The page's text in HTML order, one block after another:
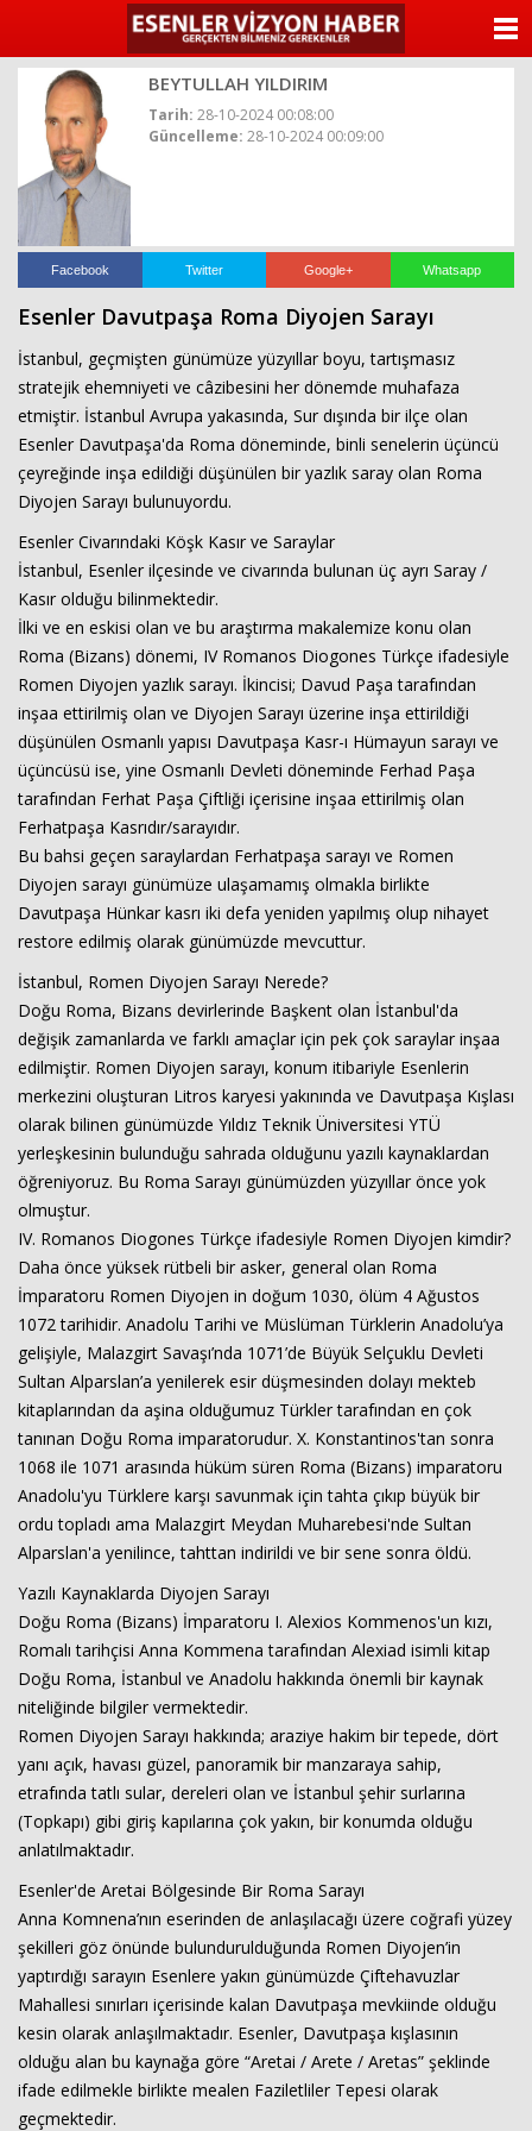
BEYTULLAH YILDIRIM
Tarih: 28-10-2024 00:08:00
Güncelleme: 28-10-2024 00:09:00
Facebook Twitter Google+ Whatsapp
Esenler Davutpaşa Roma Diyojen Sarayı
İstanbul, geçmişten günümüze yüzyıllar boyu, tartışmasız
stratejik ehemniyeti ve câzibesini her dönemde muhafaza
etmiştir. İstanbul Avrupa yakasında, Sur dışında bir ilçe olan
Esenler Davutpaşa'da Roma döneminde, binli senelerin üçüncü
çeyreğinde inşa edildiği düşünülen bir yazlık saray olan Roma
Diyojen Sarayı bulunuyordu.
Esenler Civarındaki Köşk Kasır ve Saraylar
İstanbul, Esenler ilçesinde ve civarında bulunan üç ayrı Saray /
Kasır olduğu bilinmektedir.
İlki ve en eskisi olan ve bu araştırma makalemize konu olan
Roma (Bizans) dönemi, IV Romanos Diogones Türkçe ifadesiyle
Romen Diyojen yazlık sarayı. İkincisi; Davud Paşa tarafından
inşaa ettirilmiş olan ve Diyojen Sarayı üzerine inşa ettirildiği
düşünülen Osmanlı yapısı Davutpaşa Kasr-ı Hümayun sarayı ve
üçüncüsü ise, yine Osmanlı Devleti döneminde Ferhad Paşa
tarafından Ferhat Paşa Çiftliği içerisine inşaa ettirilmiş olan
Ferhatpaşa Kasrıdır/sarayıdır.
Bu bahsi geçen saraylardan Ferhatpaşa sarayı ve Romen
Diyojen sarayı günümüze ulaşamamış olmakla birlikte
Davutpaşa Hünkar kasrı iki defa yeniden yapılmış olup nihayet
restore edilmiş olarak günümüzde mevcuttur.
İstanbul, Romen Diyojen Sarayı Nerede?
Doğu Roma, Bizans devirlerinde Başkent olan İstanbul'da
değişik zamanlarda ve farklı amaçlar için pek çok saraylar inşaa
edilmiştir. Romen Diyojen sarayı, konum itibariyle Esenlerin
merkezini oluşturan Litros karyesi yakınında ve Davutpaşa Kışlası
olarak bilinen günümüzde Yıldız Teknik Üniversitesi YTÜ
yerleşkesinin bulunduğu sahrada olduğunu yazılı kaynaklardan
öğreniyoruz. Bu Roma Sarayı günümüzden yüzyıllar önce yok
olmuştur.
IV. Romanos Diogones Türkçe ifadesiyle Romen Diyojen kimdir?
Daha önce yüksek rütbeli bir asker, general olan Roma
İmparatoru Romen Diyojen in doğum 1030, ölüm 4 Ağustos
1072 tarihidir. Anadolu Tarihi ve Müslüman Türklerin Anadolu’ya
gelişiyle, Malazgirt Savaşı’nda 1071’de Büyük Selçuklu Devleti
Sultan Alparslan’a yenilerek esir düşmesinden dolayı mekteb
kitaplarından da aşina olduğumuz Türkler tarafından en çok
tanınan Doğu Roma imparatorudur. X. Konstantinos'tan sonra
1068 ile 1071 arasında hüküm süren Roma (Bizans) imparatoru
Anadolu'yu Türklere karşı savunmak için tahta çıkıp büyük bir
ordu topladı ama Malazgirt Meydan Muharebesi'nde Sultan
Alparslan'a yenilince, tahttan indirildi ve bir sene sonra öldü.
Yazılı Kaynaklarda Diyojen Sarayı
Doğu Roma (Bizans) İmparatoru I. Alexios Kommenos'un kızı,
Romalı tarihçisi Anna Kommena tarafından Alexiad isimli kitap
Doğu Roma, İstanbul ve Anadolu hakkında önemli bir kaynak
niteliğinde bilgiler vermektedir.
Romen Diyojen Sarayı hakkında; araziye hakim bir tepede, dört
yanı açık, havası güzel, panoramik bir manzaraya sahip,
etrafında tatlı sular, dereleri olan ve İstanbul şehir surlarına
(Topkapı) gibi giriş kapılarına çok yakın, bir konumda olduğu
anlatılmaktadır.
Esenler'de Aretai Bölgesinde Bir Roma Sarayı
Anna Komnena’nın eserinden de anlaşılacağı üzere coğrafi yüzey
şekilleri göz önünde bulundurulduğunda Romen Diyojen’in
yaptırdığı sarayın Esenlere yakın günümüzde Çiftehavuzlar
Mahallesi sınırları içerisinde kalan Davutpaşa mevkiinde olduğu
kesin olarak anlaşılmaktadır. Esenler, Davutpaşa kışlasının
olduğu alan bu kaynağa göre “Aretai / Arete / Aretas” şeklinde
ifade edilmekle birlikte mealen Faziletliler Tepesi olarak
geçmektedir.
ANASAYFA
YAZARLAR
VİDEO GALERİ
İLETİŞİM
Haberin Doğru Adresi.